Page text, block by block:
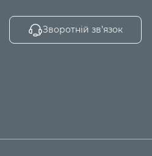
Зворотній зв’язок